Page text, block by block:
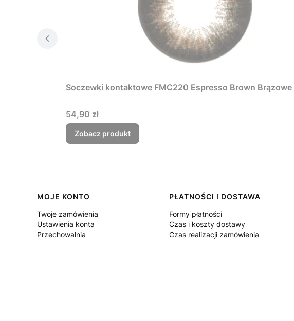
Soczewki kontaktowe FMC220 Espresso Brown
Cena
54,90 zł
Zobacz produkt
Linki w stopce
MOJE KONTO
Twoje zamówienia
Ustawienia konta
Przechowalnia
PŁATNOŚCI I DOSTAWA
Formy płatności
Czas i koszty dostawy
Czas realizacji zamówienia